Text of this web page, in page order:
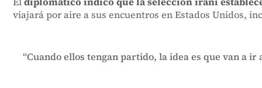
viajará por aire a sus encuentros en Estados Unidos,
“Cuando ellos tengan partido, la idea es que van a